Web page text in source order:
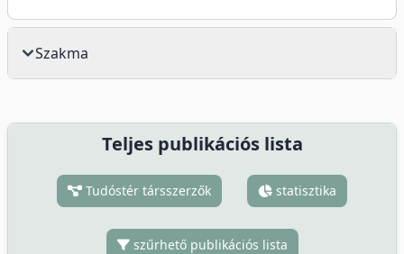
Szakma
Teljes publikációs lista
Tudóstér társszerzők statisztika
szűrhető publikációs lista